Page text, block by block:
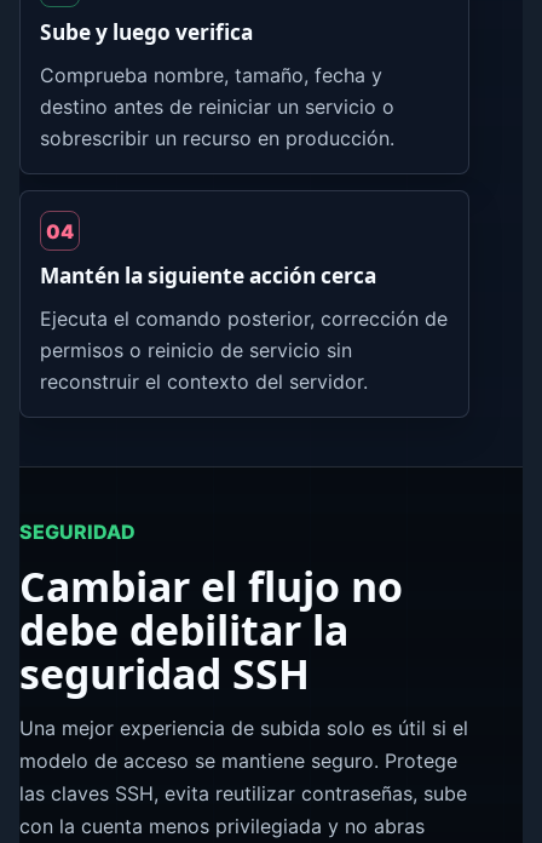
Sube y luego verifica
Comprueba nombre, tamaño, fecha y
destino antes de reiniciar un servicio o
sobrescribir un recurso en producción.
04
Mantén la siguiente acción cerca
Ejecuta el comando posterior, corrección de
permisos o reinicio de servicio sin
reconstruir el contexto del servidor.
SEGURIDAD
Cambiar el flujo no
debe debilitar la
seguridad SSH
Una mejor experiencia de subida solo es útil si el
modelo de acceso se mantiene seguro. Protege
las claves SSH, evita reutilizar contraseñas, sube
con la cuenta menos privilegiada y no abras